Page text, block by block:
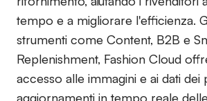
tempo e a migliorare l'efficienza.
strumenti come Content, B2B e
Replenishment, Fashion Cloud
accesso alle immagini e ai dati dei
aggiornamenti in tempo reale